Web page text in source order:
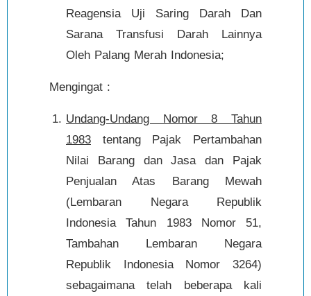
Reagensia Uji Saring Darah Dan
Sarana Transfusi Darah Lainnya
Oleh Palang Merah Indonesia;
Mengingat :
Undang-Undang Nomor 8 Tahun
1983 tentang Pajak Pertambahan
Nilai Barang dan Jasa dan Pajak
Penjualan Atas Barang Mewah
(Lembaran Negara Republik
Indonesia Tahun 1983 Nomor 51,
Tambahan Lembaran Negara
Republik Indonesia Nomor 3264)
sebagaimana telah beberapa kali